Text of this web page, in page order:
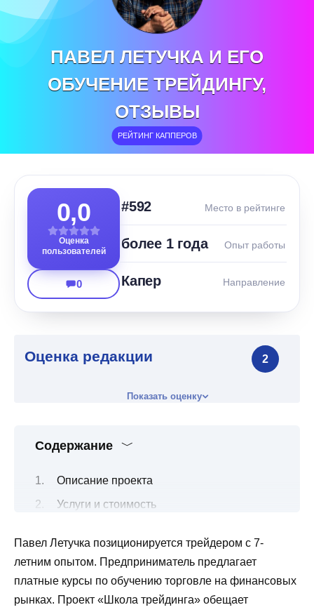
ПАВЕЛ ЛЕТУЧКА И ЕГО
ОБУЧЕНИЕ ТРЕЙДИНГУ,
ОТЗЫВЫ
РЕЙТИНГ КАППЕРОВ
0,0
Оценка
пользователей
0
#592 Место в рейтинге
более 1 года Опыт работы
Капер Направление
Оценка редакции 2
Показать оценку
Содержание
Описание проекта
Услуги и стоимость
Представление в соцсетях
Мнения пользователей
Павел Летучка позиционируется трейдером с 7-
летним опытом. Предприниматель предлагает
платные курсы по обучению торговле на финансовых
рынках. Проект «Школа трейдинга» обещает